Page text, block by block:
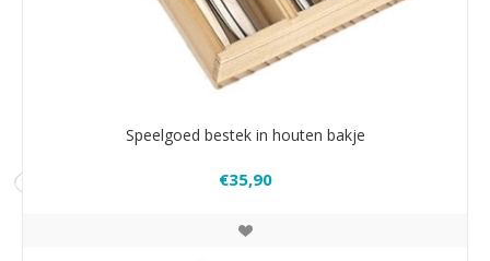
Speelgoed bestek in houten bakje
€35,90